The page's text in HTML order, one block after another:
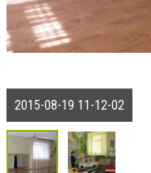
2015-08-19 11-12-02